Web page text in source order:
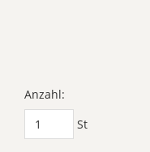
Anzahl:
St